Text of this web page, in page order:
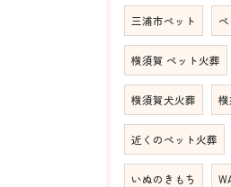
三浦市ペット
横須賀 ペット火葬
横須賀犬火葬
近くのペット火葬
いぬのきもち